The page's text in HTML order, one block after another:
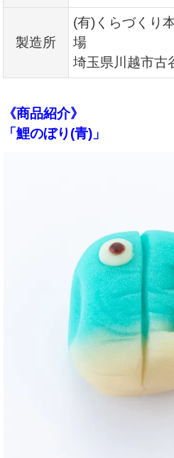
製造所
(有)くらづくり
場
埼玉県川越市古
《商品紹介》
「鯉のぼり(青)」